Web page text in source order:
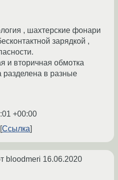
, шахтерские фонари
зарядкой ,
и вторичная обмотка
в разные
+00:00
Ссылка
bloodmeri 16.06.2020